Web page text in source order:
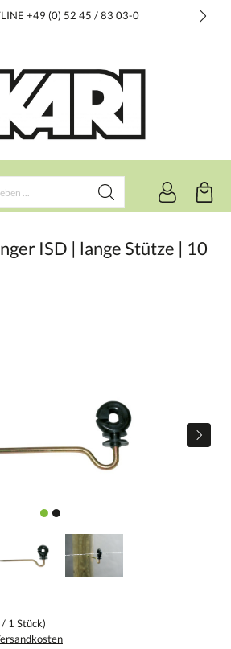
+49 (0) 52 45 / 83 03-0
ISD | lange Stütze | 10
1 Stück)